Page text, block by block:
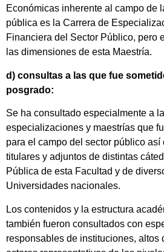
Económicas inherente al campo de
pública es la Carrera de
Financiera del Sector Público, pero
las dimensiones de esta Maestría.
d) consultas a las que fue
posgrado:
Se ha consultado especialmente a
especializaciones y maestrías que
para el campo del sector público así
titulares y adjuntos de distintas
Pública de esta Facultad y de
Universidades nacionales.
Los contenidos y la estructura
también fueron consultados con
responsables de instituciones, altos